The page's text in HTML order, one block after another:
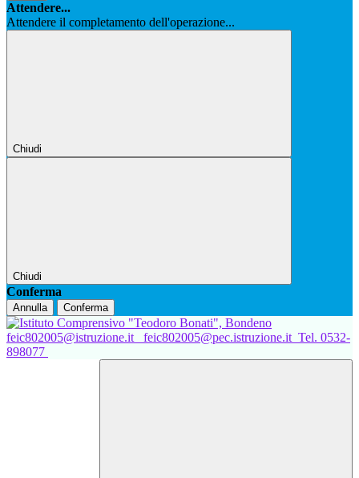
Attendere...
Attendere il completamento dell'operazione...
Chiudi
Chiudi
Conferma
Annulla Conferma
feic802005@istruzione.it feic802005@pec.istruzione.it Tel. 0532-
898077